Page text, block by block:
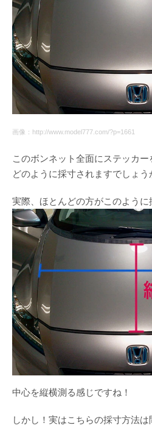
画像：http://www.model777.com/?p=1661
このボンネット全面にステッカ
どのように採寸されますでしょう
実際、ほとんどの方がこのように
中心を縦横測る感じですね！
しかし！実はこちらの採寸方法は